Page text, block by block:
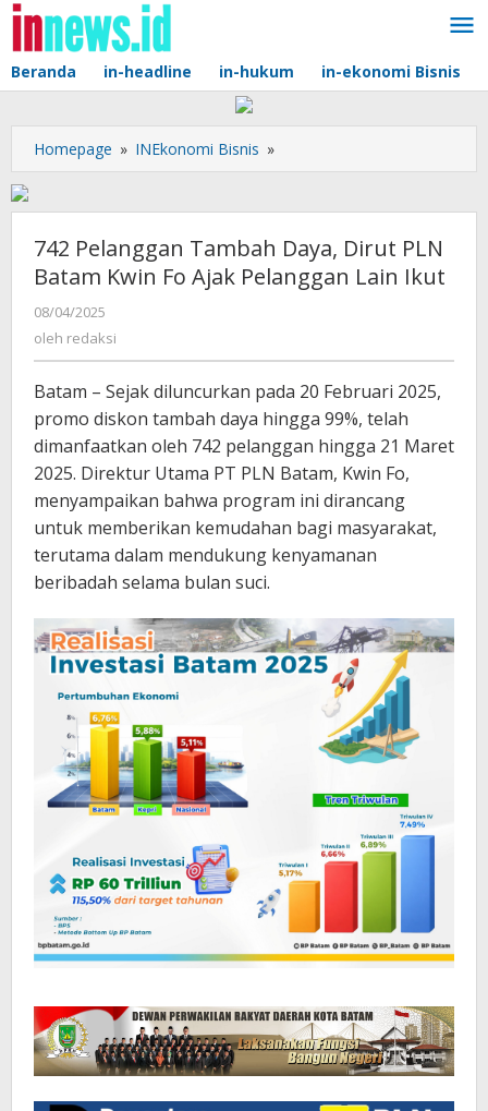
Lewati
konten
Beranda in-headline in-hukum in-ekonomi Bisnis
Homepage » INEkonomi Bisnis »
Pelanggan
Daya,
Dirut
PLN
Batam
Lain
Ikut
742 Pelanggan Tambah Daya, Dirut PLN
Batam Kwin Fo Ajak Pelanggan Lain Ikut
08/04/2025
redaksi
oleh redaksi
Batam – Sejak diluncurkan pada 20 Februari 2025,
promo diskon tambah daya hingga 99%, telah
dimanfaatkan oleh 742 pelanggan hingga 21 Maret
2025. Direktur Utama PT PLN Batam, Kwin Fo,
menyampaikan bahwa program ini dirancang
untuk memberikan kemudahan bagi masyarakat,
terutama dalam mendukung kenyamanan
beribadah selama bulan suci.